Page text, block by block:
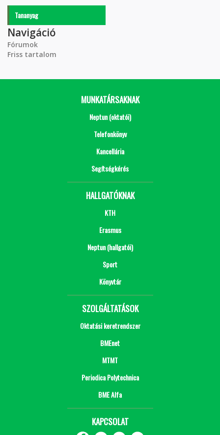
Tananyag
Navigáció
Fórumok
Friss tartalom
MUNKATÁRSAKNAK
Neptun (oktatói)
Telefonkönyv
Kancellária
Segítségkérés
HALLGATÓKNAK
KTH
Erasmus
Neptun (hallgatói)
Sport
Könyvtár
SZOLGÁLTATÁSOK
Oktatási keretrendszer
BMEnet
MTMT
Periodica Polytechnica
BME Alfa
KAPCSOLAT